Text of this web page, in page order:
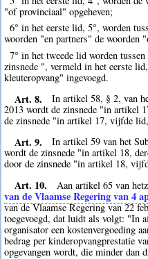
"of provinciaal" opgeheven;
6° in het eerste lid, 5°, worden
woorden "en partners" de woorden
7° in het tweede lid worden
zinsnede ", vermeld in het eerste
kleuteropvang" ingevoegd.
Art. 8.
In artikel 58, § 2, van
2013 wordt de zinsnede "in artikel
de zinsnede "in artikel 17, vijfde
Art. 9.
In artikel 59 van het
wordt de zinsnede "in artikel 18,
door de zinsnede "in artikel 18,
Art. 10. Aan artikel 65 van
van de Vlaamse Regering van 4
van de Vlaamse Regering van 22
toegevoegd, dat luidt als volgt: "In
organisator een kostenvergoeding
bedrag per kinderopvangprestatie
opgevangen wordt, die minder dan